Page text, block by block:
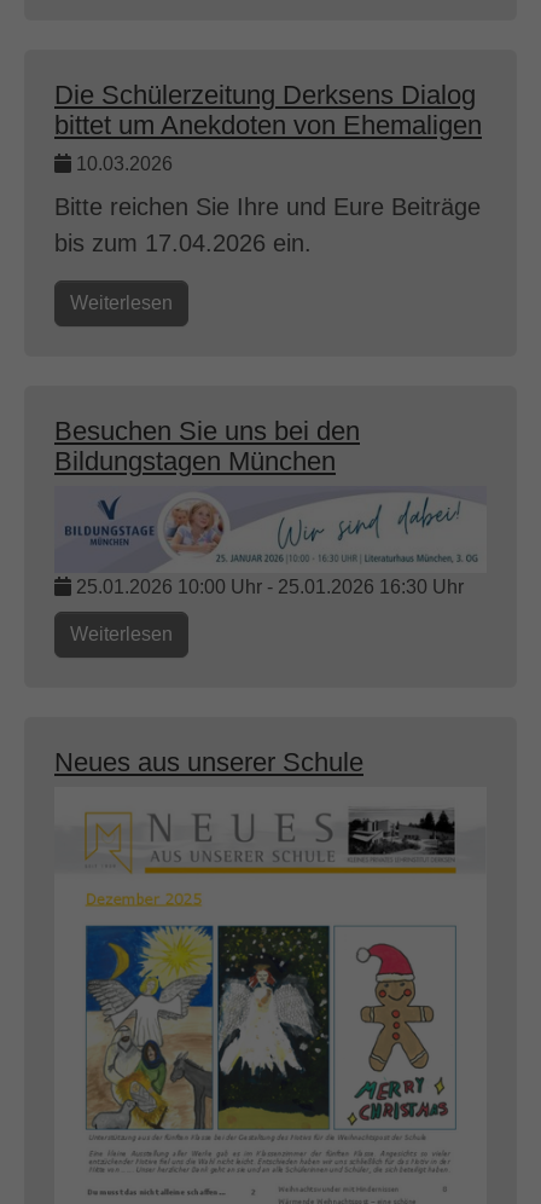
Die Schülerzeitung Derksens Dialog
bittet um Anekdoten von Ehemaligen
10.03.2026
Bitte reichen Sie Ihre und Eure Beiträge
bis zum 17.04.2026 ein.
Weiterlesen
Besuchen Sie uns bei den
Bildungstagen München
25.01.2026 10:00 Uhr - 25.01.2026 16:30 Uhr
Weiterlesen
Neues aus unserer Schule